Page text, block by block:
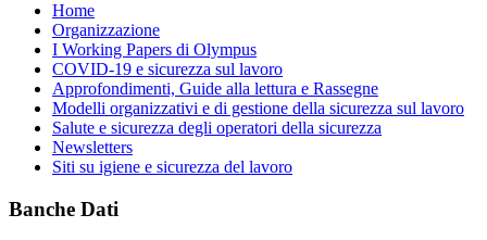
Home
Organizzazione
I Working Papers di Olympus
COVID-19 e sicurezza sul lavoro
Approfondimenti, Guide alla lettura e Rassegne
Modelli organizzativi e di gestione della sicurezza sul lavoro
Salute e sicurezza degli operatori della sicurezza
Newsletters
Siti su igiene e sicurezza del lavoro
Banche Dati